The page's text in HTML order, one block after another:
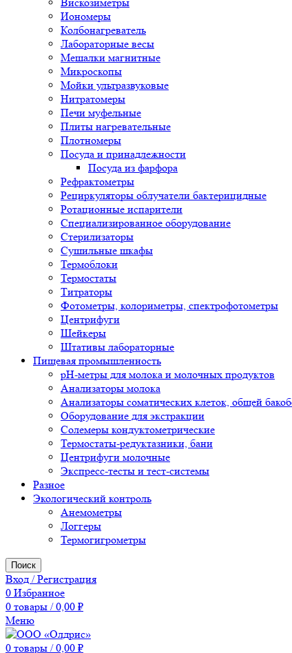
Иономеры
Колбонагреватель
Лабораторные весы
Мешалки магнитные
Микроскопы
Мойки ультразвуковые
Нитратомеры
Печи муфельные
Плиты нагревательные
Плотномеры
Посуда и принадлежности
Посуда из фарфора
Рефрактометры
Рециркуляторы облучатели бактерицидные
Ротационные испарители
Специализированное оборудование
Стерилизаторы
Сушильные шкафы
Термоблоки
Термостаты
Титраторы
Фотометры, колориметры, спектрофотометры
Центрифуги
Шейкеры
Штативы лабораторные
Пищевая промышленность
pH-метры для молока и молочных продуктов
Анализаторы молока
Анализаторы соматических клеток, общей
Оборудование для экстракции
Солемеры кондуктометрические
Термостаты-редуктазники, бани
Центрифуги молочные
Экспресс-тесты и тест-системы
Разное
Экологический контроль
Анемометры
Логгеры
Термогигрометры
Поиск
Вход / Регистрация
0 Избранное
0 товары / 0,00 ₽
Меню
0 товары / 0,00 ₽